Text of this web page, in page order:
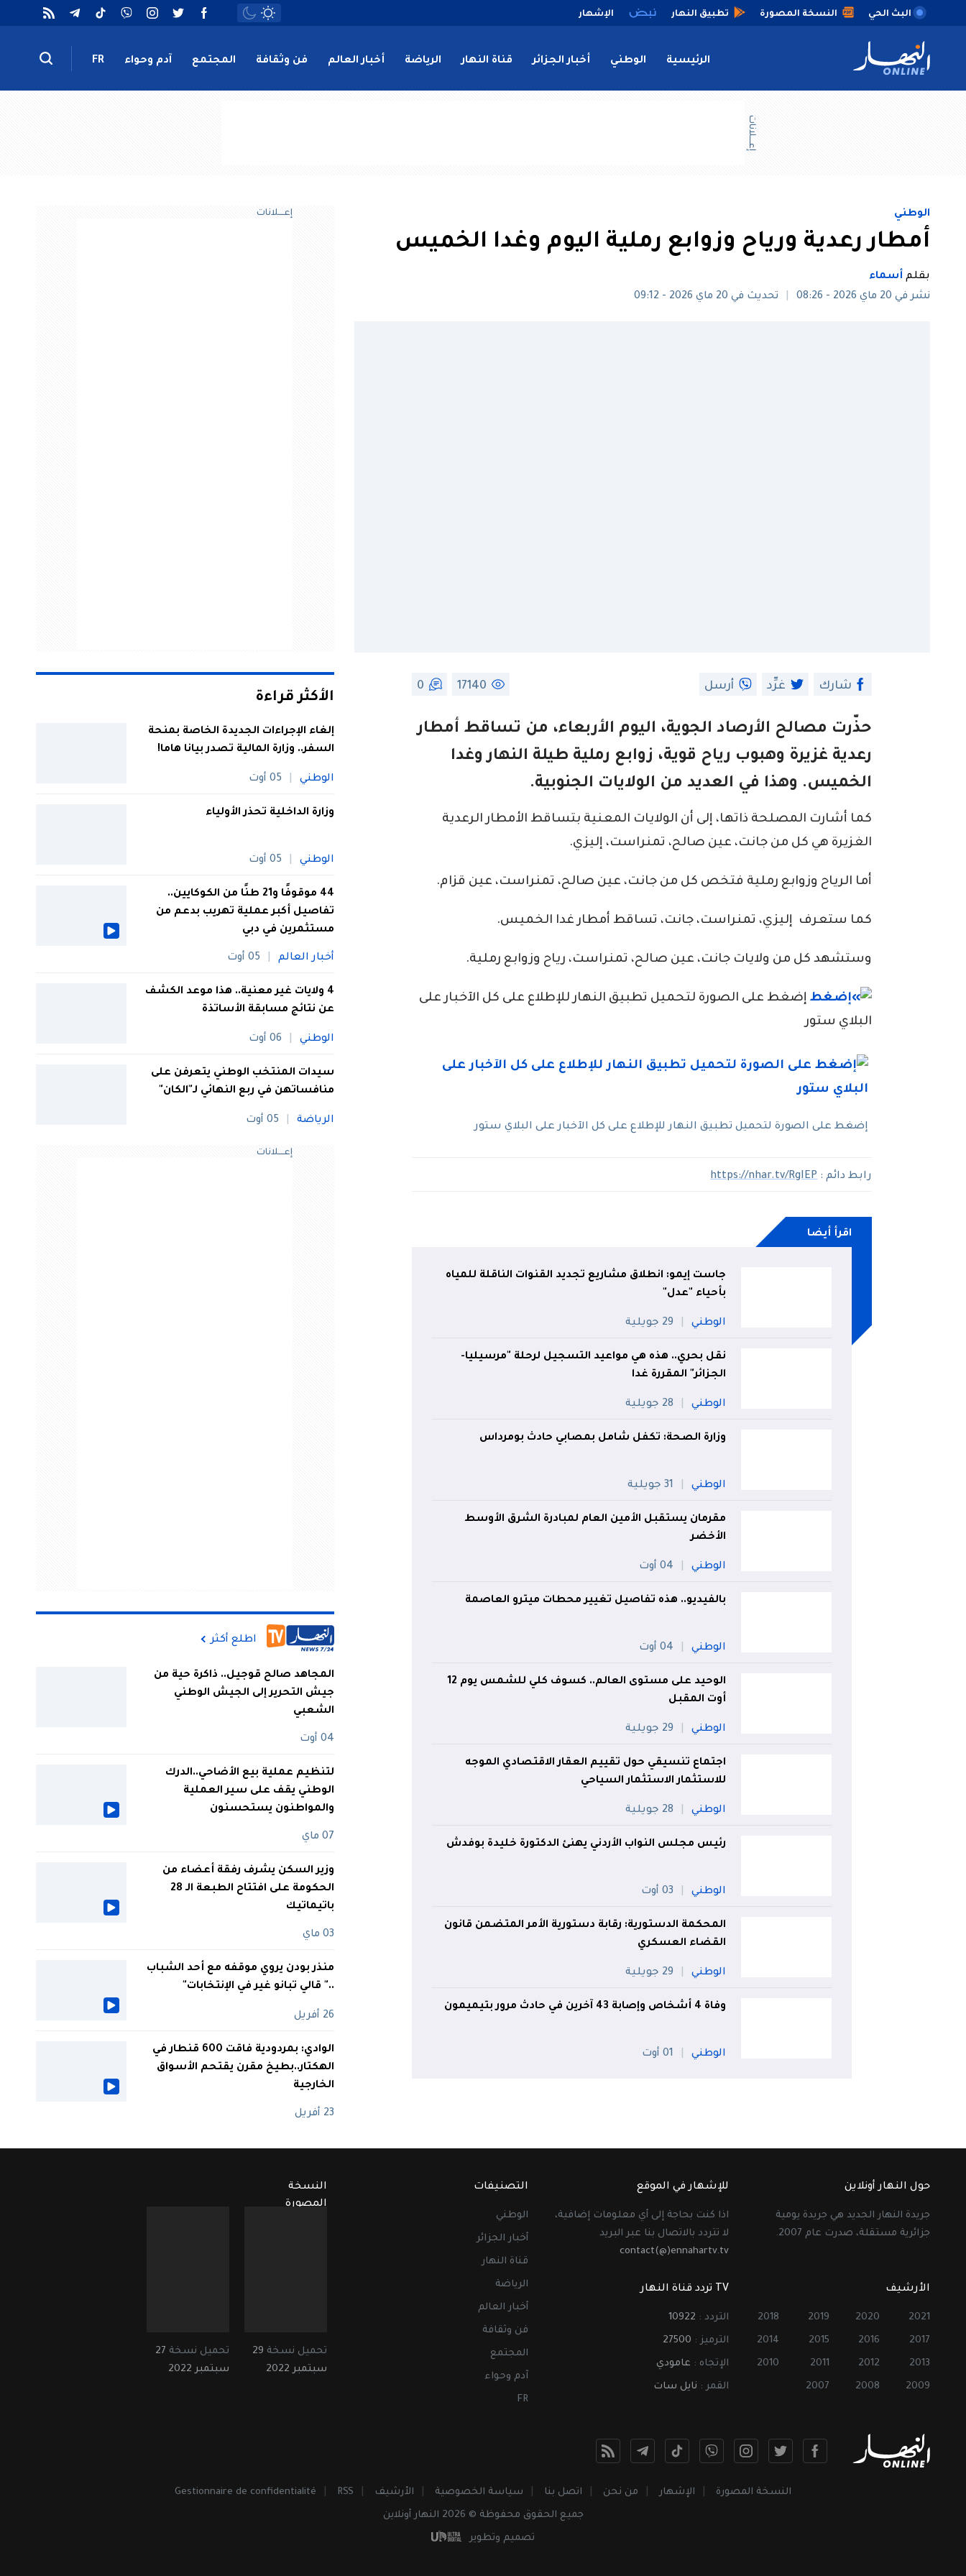
البث الحي النسخة المصورة تطبيق النهار الإشهار
الرئيسية الوطني أخبار الجزائر قناة النهار الرياضة أخبار العالم فن وثقافة المجتمع آدم وحواء FR
إعــــلانات
الوطني
أمطار رعدية ورياح وزوابع رملية اليوم وغدا الخميس
بقلم أسماء
نشر في 20 ماي 2026 - 08:26
تحديث في 20 ماي 2026 - 09:12
شارك غرِّد أرسل 17140
0
حذّرت مصالح الأرصاد الجوية، اليوم الأربعاء، من تساقط أمطار
رعدية غزيرة وهبوب رياح قوية، زوابع رملية طيلة النهار وغدا
الخميس. وهذا في العديد من الولايات الجنوبية.
كما أشارت المصلحة ذاتها، إلى أن الولايات المعنية بتساقط الأمطار الرعدية
الغزيرة هي كل من جانت، عين صالح، تمنراست، إليزي.
أما الرياح وزوابع رملية فتخص كل من جانت، عين صالح، تمنراست، عين قزام.
كما ستعرف إليزي، تمنراست، جانت، تساقط أمطار غدا الخميس.
وستشهد كل من ولايات جانت، عين صالح، تمنراست، رياح وزوابع رملية.
إضغط على الصورة لتحميل تطبيق النهار للإطلاع على كل الآخبار على
البلاي ستور
إضغط على الصورة لتحميل تطبيق النهار للإطلاع على كل الآخبار على البلاي ستور
رابط دائم :https://nhar.tv/RgIEP
اقرأ أيضا
جاست إيمو: انطلاق مشاريع تجديد القنوات الناقلة للمياه
بأحياء "عدل"
الوطني 29 جويلية
نقل بحري.. هذه هي مواعيد التسجيل لرحلة "مرسيليا-
الجزائر" المقررة غدا
الوطني 28 جويلية
وزارة الصحة: تكفل شامل بمصابي حادث بومرداس
الوطني 31 جويلية
مقرمان يستقبل الأمين العام لمبادرة الشرق الأوسط
الأخضر
الوطني 04 أوت
بالفيديو.. هذه تفاصيل تغيير محطات ميترو العاصمة
الوطني 04 أوت
الوحيد على مستوى العالم.. كسوف كلي للشمس يوم 12
أوت المقبل
الوطني 29 جويلية
اجتماع تنسيقي حول تقييم العقار الاقتصادي الموجه
للاستثمار الاستثمار السياحي
الوطني 28 جويلية
رئيس مجلس النواب الأردني يهنئ الدكتورة خليدة بوفدش
الوطني 03 أوت
المحكمة الدستورية: رقابة دستورية الأمر المتضمن قانون
القضاء العسكري
الوطني 29 جويلية
وفاة 4 أشخاص وإصابة 43 آخرين في حادث مرور بتيميمون
الوطني 01 أوت
إعــــلانات
الأكثر قراءة
إلغاء الإجراءات الجديدة الخاصة بمنحة
السفر.. وزارة المالية تصدر بيانا هاما!
الوطني 05 أوت
وزارة الداخلية تحذر الأولياء
الوطني 05 أوت
44 موقوفًا و21 طنًا من الكوكايين..
تفاصيل أكبر عملية تهريب بدعم من
مستثمرين في دبي
أخبار العالم 05 أوت
4 ولايات غير معنية.. هذا موعد الكشف
عن نتائج مسابقة الأساتذة
الوطني 06 أوت
سيدات المنتخب الوطني يتعرفن على
منافساتهن في ربع النهائي لـ"الكان"
الرياضة 05 أوت
إعــــلانات
اطلع أكثر
المجاهد صالح قوجيل.. ذاكرة حية من
جيش التحرير إلى الجيش الوطني
الشعبي
04 أوت
لتنظيم عملية بيع الأضاحي..الدرك
الوطني يقف على سير العملية
والمواطنون يستحسنون
07 ماي
وزير السكن يشرف رفقة أعضاء من
الحكومة على افتتاح الطبعة الـ 28
باتيماتيك
03 ماي
منذر بودن يروي موقفه مع أحد الشباب
.." قالي تبانو غير في الإنتخابات"
26 أفريل
الوادي: بمردودية فاقت 600 قنطار في
الهكتار..بطيخ مقرن يقتحم الأسواق
الخارجية
23 أفريل
حول النهار أونلاين
جريدة النهار الجديد هي جريدة يومية
جزائرية مستقلة، صدرت عام 2007.
للإشهار في الموقع
اذا كنت بحاجة إلى أي معلومات إضافية،
لا تتردد بالاتصال بنا عبر البريد
contact(@)ennahartv.tv
الأرشيف
2021
2020
2019
2018
2017
2016
2015
2014
2013
2012
2011
2010
2009
2008
2007
TV تردد قناة النهار
التردد : 10922
الترميز : 27500
الإتجاه : عامودي
القمر : نايل سات
التصنيفات
الوطني
أخبار الجزائر
قناة النهار
الرياضة
أخبار العالم
فن وثقافة
المجتمع
آدم وحواء
FR
النسخة
المصورة
تحميل نسخة 29
سبتمبر 2022
تحميل نسخة 27
سبتمبر 2022
النسخة المصورة الإشهار من نحن اتصل بنا سياسة الخصوصية الأرشيف RSS
Gestionnaire de confidentialité
جميع الحقوق محفوظة © 2026 النهار أونلاين
تصميم وتطوير